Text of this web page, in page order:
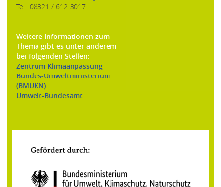
Tel.: 08321 / 612-3017
Weitere Informationen zum
Thema gibt es unter anderem
bei folgenden Stellen:
Zentrum Klimaanpassung
Bundes-Umweltministerium
(BMUKN)
Umwelt-Bundesamt